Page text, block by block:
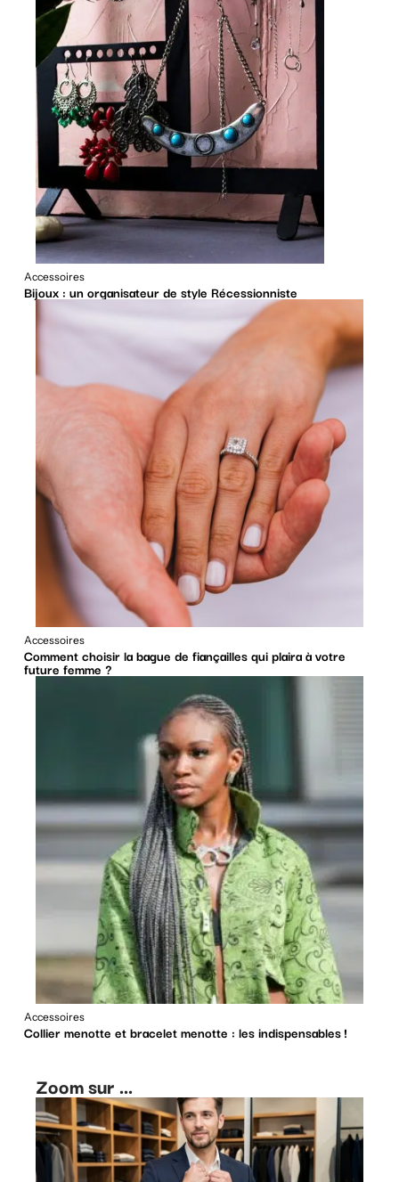
Accessoires
Bijoux : un organisateur de style Récessionniste
Accessoires
Comment choisir la bague de fiançailles qui plaira à votre
future femme ?
Accessoires
Collier menotte et bracelet menotte : les indispensables !
Zoom sur ...